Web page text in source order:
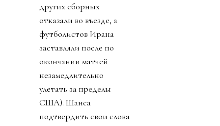
других сборных
отказали во въезде, а
футболистов Ирана
заставляли после по
окончании матчей
незамедлительно
улетать за пределы
США). Шанса
подтвердить свои слова